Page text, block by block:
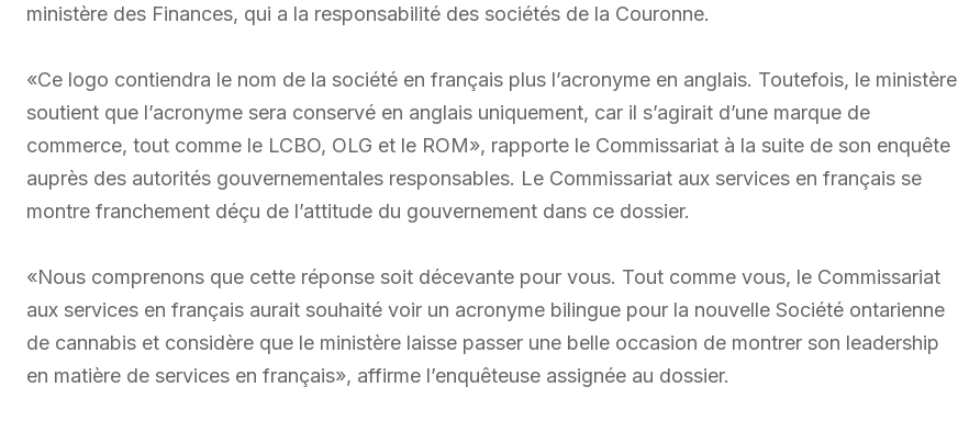
ministère des Finances, qui a la responsabilité des sociétés de la Couronne.
«Ce logo contiendra le nom de la société en français plus l’acronyme en anglais. Toutefois, le ministère
soutient que l’acronyme sera conservé en anglais uniquement, car il s’agirait d’une marque de
commerce, tout comme le LCBO, OLG et le ROM», rapporte le Commissariat à la suite de son enquête
auprès des autorités gouvernementales responsables. Le Commissariat aux services en français se
montre franchement déçu de l’attitude du gouvernement dans ce dossier.
«Nous comprenons que cette réponse soit décevante pour vous. Tout comme vous, le Commissariat
aux services en français aurait souhaité voir un acronyme bilingue pour la nouvelle Société ontarienne
de cannabis et considère que le ministère laisse passer une belle occasion de montrer son leadership
en matière de services en français», affirme l’enquêteuse assignée au dossier.